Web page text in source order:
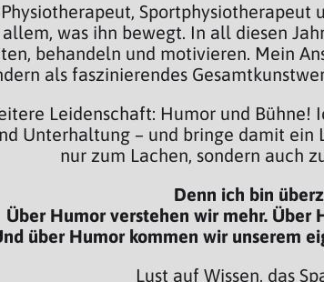
was ihn bewegt. In all diesen
behandeln und motivieren. Mein
als faszinierendes
Leidenschaft: Humor und Bühne!
Unterhaltung – und bringe damit
nur zum Lachen, sondern auch
Denn ich bin
Über Humor verstehen wir mehr. Über
über Humor kommen wir unserem
Lust auf Wissen, das